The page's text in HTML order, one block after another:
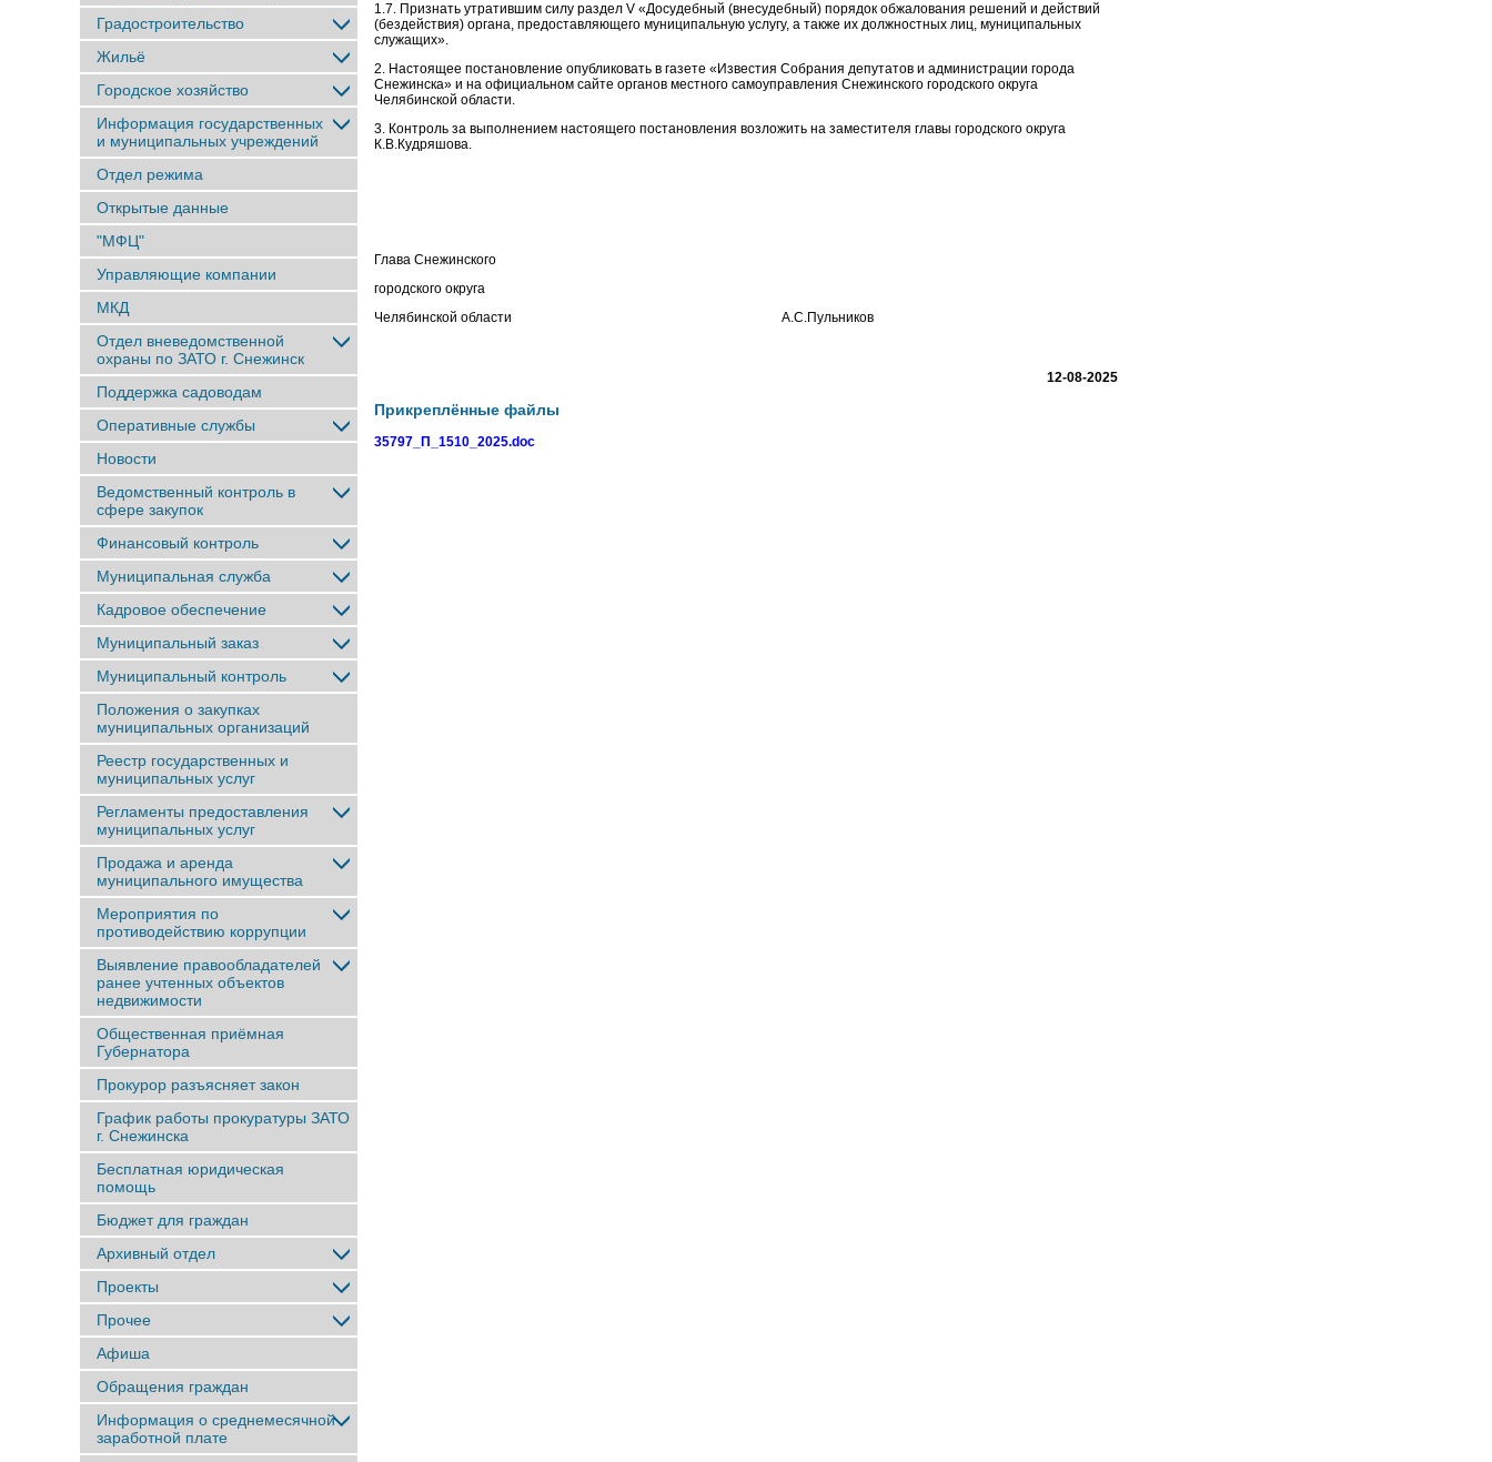
Градостроительство
Жильё
Городское хозяйство
Информация государственных
и муниципальных учреждений
Отдел режима
Открытые данные
"МФЦ"
Управляющие компании
МКД
Отдел вневедомственной
охраны по ЗАТО г. Снежинск
Поддержка садоводам
Оперативные службы
Новости
Ведомственный контроль в
сфере закупок
Финансовый контроль
Муниципальная служба
Кадровое обеспечение
Муниципальный заказ
Муниципальный контроль
Положения о закупках
муниципальных организаций
Реестр государственных и
муниципальных услуг
Регламенты предоставления
муниципальных услуг
Продажа и аренда
муниципального имущества
Мероприятия по
противодействию коррупции
Выявление правообладателей
ранее учтенныx объектов
недвижимости
Общественная приёмная
Губернатора
Прокурор разъясняет закон
График работы прокуратуры ЗАТО
г. Снежинска
Бесплатная юридическая
помощь
Бюджет для граждан
Архивный отдел
Проекты
Прочее
Афиша
Обращения граждан
Информация о среднемесячной
заработной плате
1.7. Признать утратившим силу раздел V «Досудебный (внесудебный) порядок обжалования решений и действий
(бездействия) органа, предоставляющего муниципальную услугу, а также их должностных лиц, муниципальных
служащих».
2. Настоящее постановление опубликовать в газете «Известия Собрания депутатов и администрации города
Снежинска» и на официальном сайте органов местного самоуправления Снежинского городского округа
Челябинской области.
3. Контроль за выполнением настоящего постановления возложить на заместителя главы городского округа
К.В.Кудряшова.
Глава Снежинского
городского округа
Челябинской области А.С.Пульников
12-08-2025
Прикреплённые файлы
35797_П_1510_2025.doc